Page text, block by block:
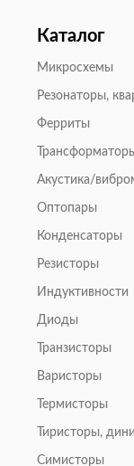
Каталог
Микросхемы
Резонаторы,
Ферриты
Акустика/
Оптопары
Конденсаторы
Резисторы
Индуктивности
Диоды
Транзисторы
Варисторы
Термисторы
Тиристоры,
Симисторы